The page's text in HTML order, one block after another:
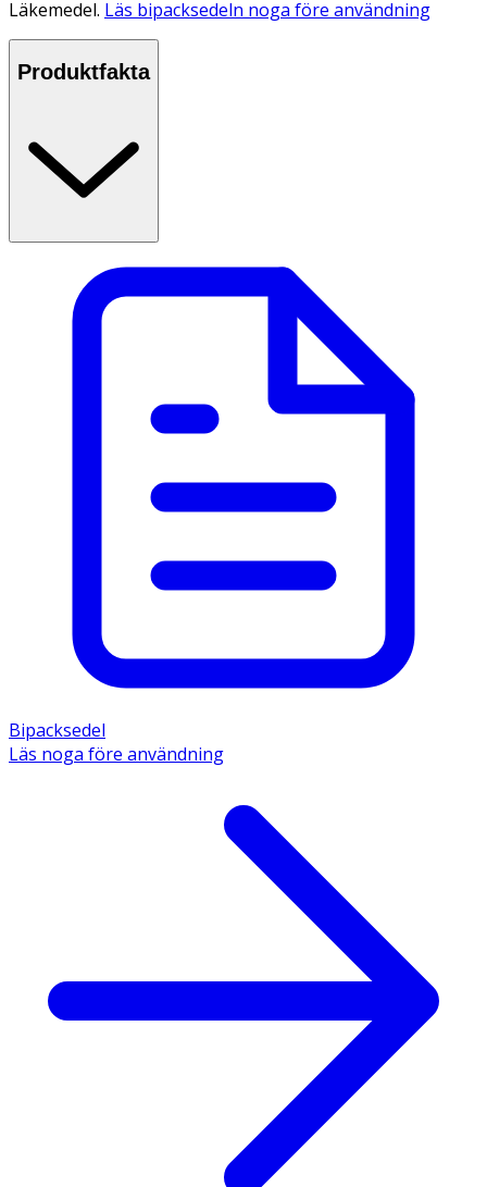
Läkemedel. Läs bipacksedeln noga före användning
Produktfakta
Bipacksedel
Läs noga före användning